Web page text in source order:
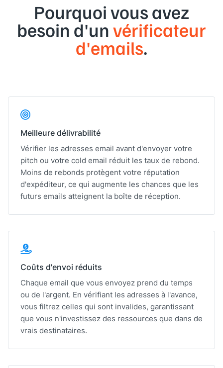
Pourquoi vous avez
besoin d'un vérificateur
d'emails.
Meilleure délivrabilité
Vérifier les adresses email avant d'envoyer votre
pitch ou votre cold email réduit les taux de rebond.
Moins de rebonds protègent votre réputation
d'expéditeur, ce qui augmente les chances que les
futurs emails atteignent la boîte de réception.
Coûts d'envoi réduits
Chaque email que vous envoyez prend du temps
ou de l'argent. En vérifiant les adresses à l'avance,
vous filtrez celles qui sont invalides, garantissant
que vous n'investissez des ressources que dans de
vrais destinataires.